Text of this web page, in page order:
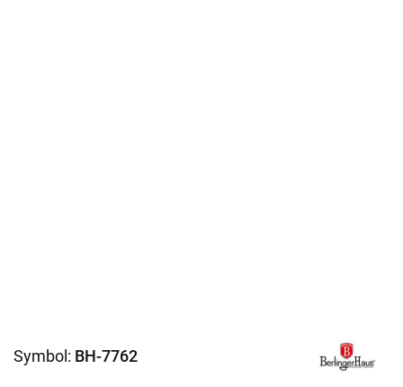
Symbol: BH-7762